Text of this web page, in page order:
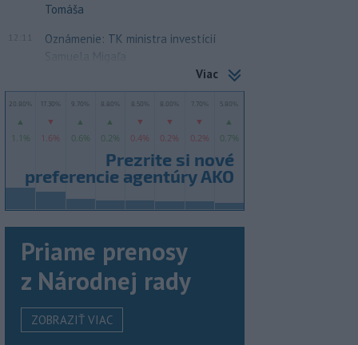
Tomáša
Oznámenie: TK ministra investícií
Samuela Migaľa
Viac
Priame prenosy
z Národnej rady
ZOBRAZIŤ VIAC